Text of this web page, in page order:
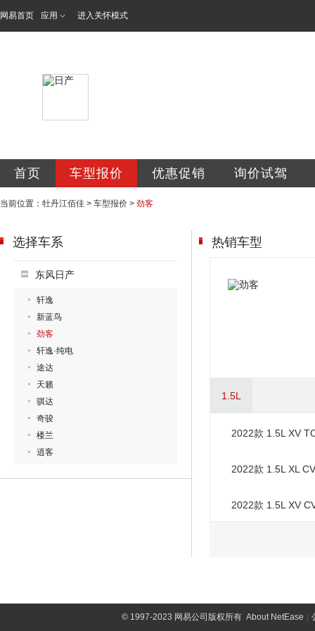
网易首页 应用 进入关怀模式
首页 车型报价 优惠促销 询价试驾
当前位置： 牡丹江佰佳 > 车型报价 > 劲客
选择车系
东风日产
轩逸
新蓝鸟
劲客
轩逸·纯电
途达
天籁
骐达
奇骏
楼兰
逍客
热销车型
1.5L
2022款 1.5L XV
2022款 1.5L XL
2022款 1.5L XV
©1997-2023 网易公司版权所有 About NetEase